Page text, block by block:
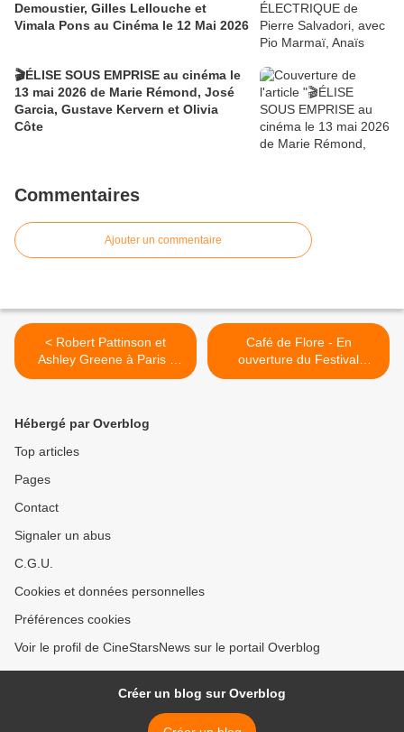
Demoustier, Gilles Lellouche et
Vimala Pons au Cinéma le 12 Mai 2026
🎬ÉLISE SOUS EMPRISE au cinéma le
13 mai 2026 de Marie Rémond, José
Garcia, Gustave Kervern et Olivia
Côte
Commentaires
Ajouter un commentaire
< Robert Pattinson et
Ashley Greene à Paris -
Vidéo
Café de Flore - En
ouverture du Festival
Cinéma du Québec à Paris
Hébergé par Overblog
Top articles
Pages
Contact
Signaler un abus
C.G.U.
Cookies et données personnelles
Préférences cookies
Voir le profil de CineStarsNews sur le portail Overblog
Créer un blog sur Overblog